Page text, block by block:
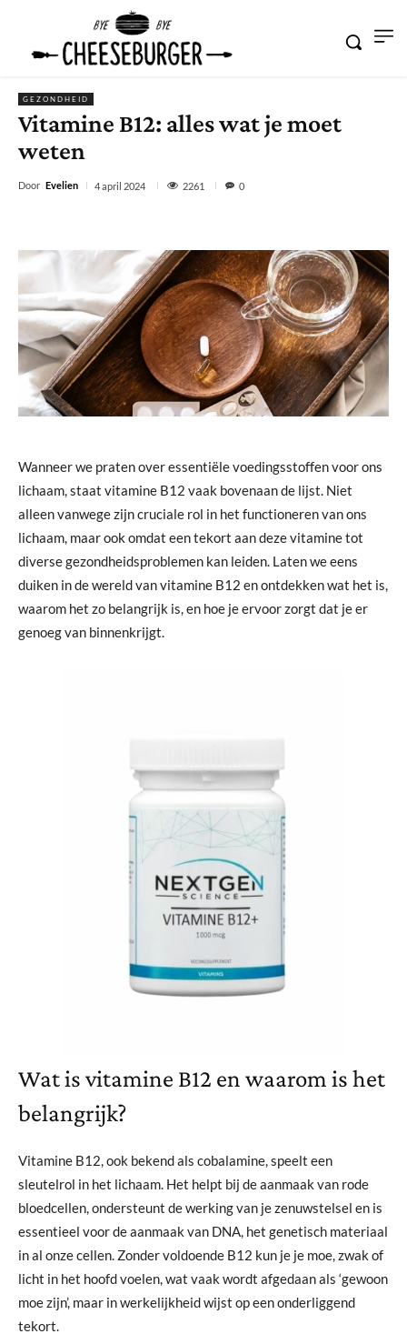
GEZONDHEID
Vitamine B12: alles wat je moet
weten
Door Evelien 4 april 2024 2261 0
Wanneer we praten over essentiële voedingsstoffen voor ons
lichaam, staat vitamine B12 vaak bovenaan de lijst. Niet
alleen vanwege zijn cruciale rol in het functioneren van ons
lichaam, maar ook omdat een tekort aan deze vitamine tot
diverse gezondheidsproblemen kan leiden. Laten we eens
duiken in de wereld van vitamine B12 en ontdekken wat het is,
waarom het zo belangrijk is, en hoe je ervoor zorgt dat je er
genoeg van binnenkrijgt.
Wat is vitamine B12 en waarom is het
belangrijk?
Vitamine B12, ook bekend als cobalamine, speelt een
sleutelrol in het lichaam. Het helpt bij de aanmaak van rode
bloedcellen, ondersteunt de werking van je zenuwstelsel en is
essentieel voor de aanmaak van DNA, het genetisch materiaal
in al onze cellen. Zonder voldoende B12 kun je je moe, zwak of
licht in het hoofd voelen, wat vaak wordt afgedaan als ‘gewoon
moe zijn’, maar in werkelijkheid wijst op een onderliggend
tekort.